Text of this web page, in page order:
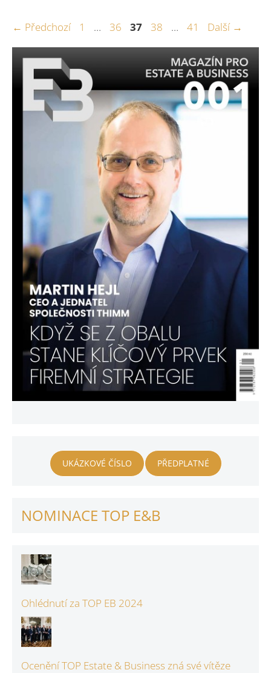
← Předchozí Stránka
1 … Stránka
36 Stránka
37 Stránka
38 … Stránka
41 Další →
UKÁZKOVÉ ČÍSLO PŘEDPLATNÉ
NOMINACE TOP E&B
Ohlédnutí za TOP EB 2024
Ocenění TOP Estate & Business zná své vítěze